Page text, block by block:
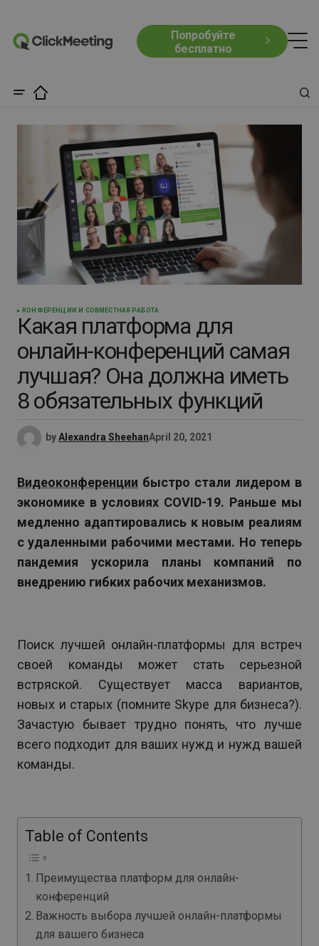
Попробуйте
бесплатно
КОНФЕРЕНЦИИ И СОВМЕСТНАЯ РАБОТА
Какая платформа для
онлайн-конференций самая
лучшая? Она должна иметь
8 обязательных функций
byAlexandra SheehanApril 20, 2021
Видеоконференции быстро стали лидером в
экономике в условиях COVID-19. Раньше мы
медленно адаптировались к новым реалиям
с удаленными рабочими местами. Но теперь
пандемия ускорила планы компаний по
внедрению гибких рабочих механизмов.
Поиск лучшей онлайн-платформы для встреч
своей команды может стать серьезной
встряской. Существует масса вариантов,
новых и старых (помните Skype для бизнеса?).
Зачастую бывает трудно понять, что лучше
всего подходит для ваших нужд и нужд вашей
команды.
Table of Contents
Преимущества платформ для онлайн-
конференций
Важность выбора лучшей онлайн-платформы
для вашего бизнеса